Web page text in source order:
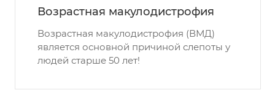
Возрастная макулодистрофия
Возрастная макулодистрофия (ВМД)
является основной причиной слепоты у
людей старше 50 лет!